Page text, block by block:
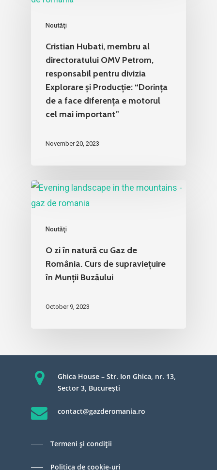
Noutăţi
Cristian Hubati, membru al
directoratului OMV Petrom,
responsabil pentru divizia
Explorare și Producție: “Dorința
de a face diferența e motorul
cel mai important”
November 20, 2023
Noutăţi
O zi în natură cu Gaz de
România. Curs de supraviețuire
în Munții Buzăului
October 9, 2023
Ghica House – Str. Ion Ghica, nr. 13,
Sector 3, București
contact@gazderomania.ro
Termeni şi condiţii
Politica de cookie-uri